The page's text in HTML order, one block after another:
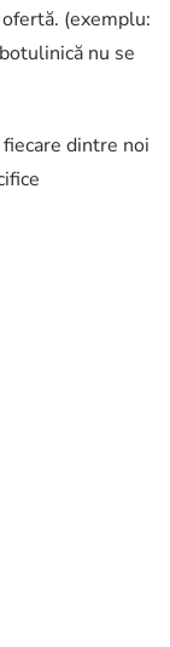
(exemplu:
nu se
dintre noi